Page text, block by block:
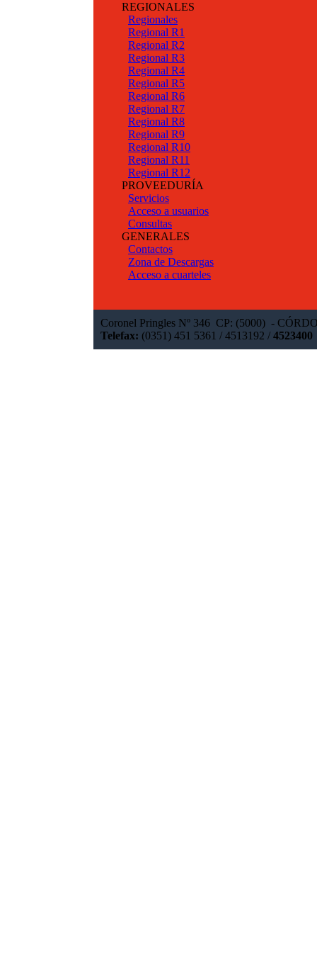
REGIONALES
Regionales
Regional R1
Regional R2
Regional R3
Regional R4
Regional R5
Regional R6
Regional R7
Regional R8
Regional R9
Regional R10
Regional R11
Regional R12
PROVEEDURÍA
Servicios
Acceso a usuarios
Consultas
GENERALES
Contactos
Zona de Descargas
Acceso a cuarteles
Coronel Pringles Nº 346 CP: (5000) -
Telefax: (0351) 451 5361 / 4513192 / 4523400